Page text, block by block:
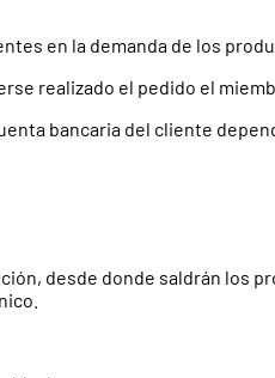
en la demanda de los
realizado el pedido el
bancaria del cliente
desde donde saldrán los